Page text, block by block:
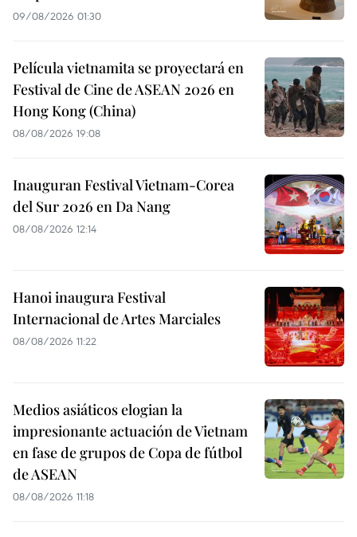
09/08/2026 01:30
Película vietnamita se proyectará en
Festival de Cine de ASEAN 2026 en
Hong Kong (China)
08/08/2026 19:08
Inauguran Festival Vietnam-Corea
del Sur 2026 en Da Nang
08/08/2026 12:14
Hanoi inaugura Festival
Internacional de Artes Marciales
08/08/2026 11:22
Medios asiáticos elogian la
impresionante actuación de Vietnam
en fase de grupos de Copa de fútbol
de ASEAN
08/08/2026 11:18